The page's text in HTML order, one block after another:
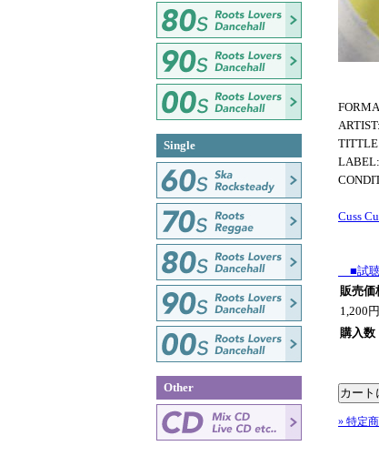
Cuss
■試
販売価
1,200
購入数
» 特定
Single
Other